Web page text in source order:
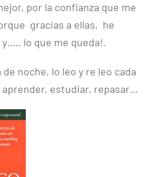
por la confianza que me
gracias a ellas, he
lo que me queda!.
noche, lo leo y re leo cada
estudiar, repasar…